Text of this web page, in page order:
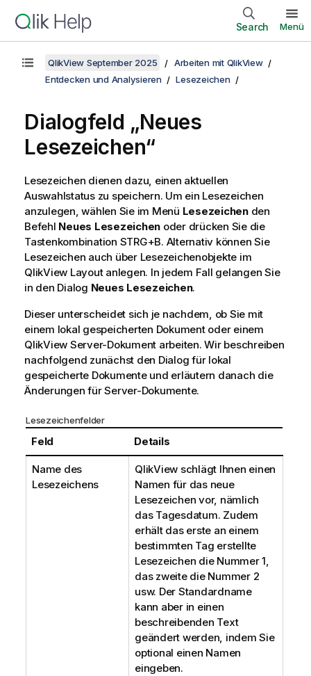
Search Menü
QlikView September 2025
Arbeiten mit QlikView
Entdecken und Analysieren
Lesezeichen
Dialogfeld „Neues
Lesezeichen“
Lesezeichen dienen dazu, einen aktuellen
Auswahlstatus zu speichern. Um ein Lesezeichen
anzulegen, wählen Sie im Menü Lesezeichenden
Befehl Neues Lesezeichen oder drücken Sie die
Tastenkombination STRG+B. Alternativ können Sie
Lesezeichen auch über Lesezeichenobjekte im
QlikView Layout anlegen. In jedem Fall gelangen Sie
in den Dialog Neues Lesezeichen.
Dieser unterscheidet sich je nachdem, ob Sie mit
einem lokal gespeicherten Dokument oder einem
QlikView Server-Dokument arbeiten. Wir beschreiben
nachfolgend zunächst den Dialog für lokal
gespeicherte Dokumente und erläutern danach die
Änderungen für Server-Dokumente.
Lesezeichenfelder
Feld Details
Name des
Lesezeichens
QlikView schlägt Ihnen einen
Namen für das neue
Lesezeichen vor, nämlich
das Tagesdatum. Zudem
erhält das erste an einem
bestimmten Tag erstellte
Lesezeichen die Nummer 1,
das zweite die Nummer 2
usw. Der Standardname
kann aber in einen
beschreibenden Text
geändert werden, indem Sie
optional einen Namen
eingeben.